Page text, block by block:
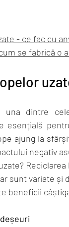
- ce fac cu
se fabrică o
una dintre
esențială
ajung la
negativ
sunt variate și
beneficii